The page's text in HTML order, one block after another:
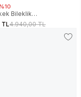
Bileklik
4.940,00 TL